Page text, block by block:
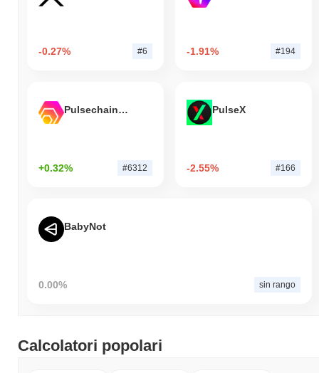
-0.27% #6 -1.91% #194
Pulsechain Bridged HEX (Pulsechain)
+0.32% #6312
PulseX
-2.55% #166
BabyNot
0.00% sin rango
Calcolatori popolari